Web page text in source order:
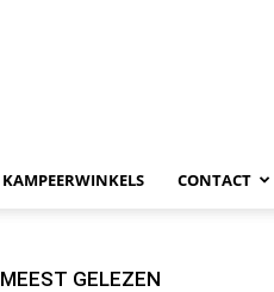
KAMPEERWINKELS CONTACT
MEEST GELEZEN